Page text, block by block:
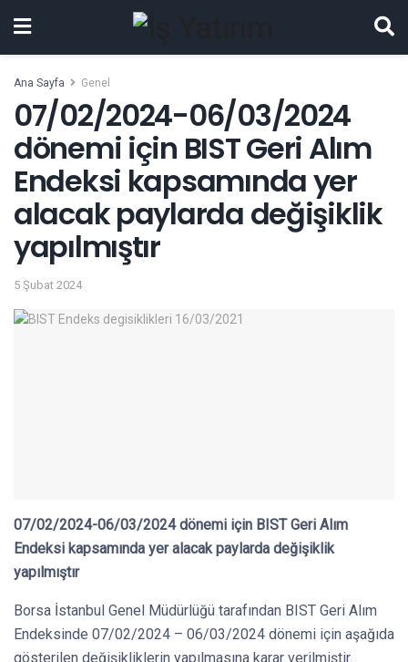
Ana Sayfa Genel
07/02/2024-06/03/2024
dönemi için BIST Geri Alım
Endeksi kapsamında yer
alacak paylarda değişiklik
yapılmıştır
5 Şubat 2024
07/02/2024-06/03/2024 dönemi için BIST Geri Alım
Endeksi kapsamında yer alacak paylarda değişiklik
yapılmıştır
Borsa İstanbul Genel Müdürlüğü tarafından BIST Geri Alım
Endeksinde 07/02/2024 – 06/03/2024 dönemi için aşağıda
gösterilen değişikliklerin yapılmasına karar verilmiştir.